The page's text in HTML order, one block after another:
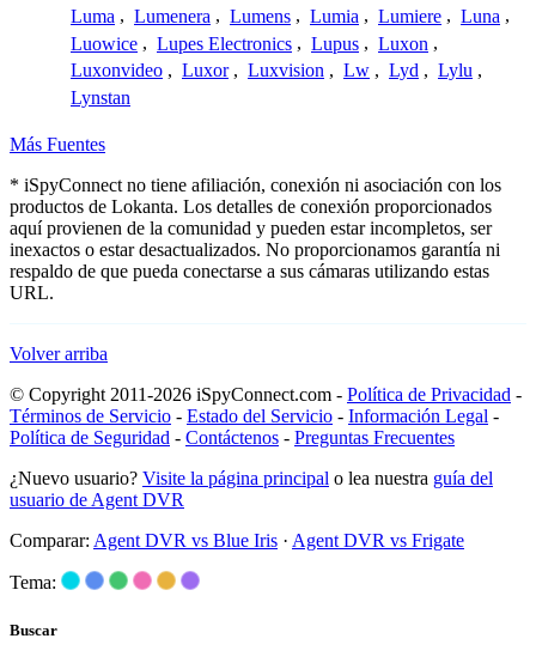
Luma , Lumenera , Lumens , Lumia , Lumiere , Luna ,
Luowice , Lupes Electronics , Lupus , Luxon ,
Luxonvideo , Luxor , Luxvision , Lw , Lyd , Lylu ,
Lynstan
Más Fuentes
* iSpyConnect no tiene afiliación, conexión ni asociación con los
productos de Lokanta. Los detalles de conexión proporcionados
aquí provienen de la comunidad y pueden estar incompletos, ser
inexactos o estar desactualizados. No proporcionamos garantía ni
respaldo de que pueda conectarse a sus cámaras utilizando estas
URL.
Volver arriba
© Copyright 2011-2026 iSpyConnect.com - Política de Privacidad -
Términos de Servicio - Estado del Servicio - Información Legal -
Política de Seguridad - Contáctenos - Preguntas Frecuentes
¿Nuevo usuario? Visite la página principal o lea nuestra guía del
usuario de Agent DVR
Comparar: Agent DVR vs Blue Iris · Agent DVR vs Frigate
Tema:
Buscar